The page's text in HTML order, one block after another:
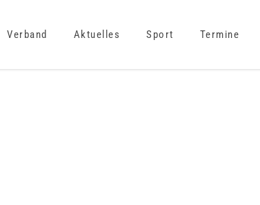
Verband Aktuelles Sport Termine